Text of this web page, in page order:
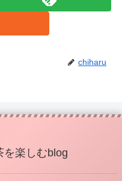
chiharu
を楽しむblog